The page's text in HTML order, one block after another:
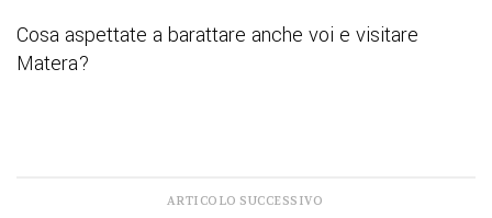
Cosa aspettate a barattare anche voi e visitare
Matera?
ARTICOLO SUCCESSIVO